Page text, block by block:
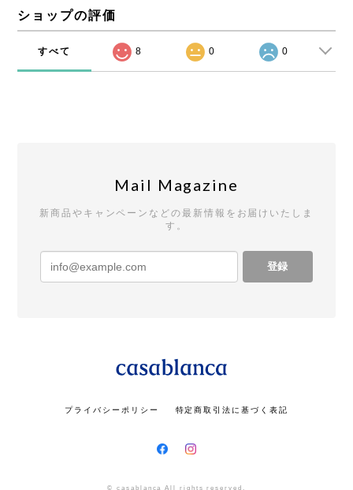
ショップの評価
すべて 8 0 0
Mail Magazine
新商品やキャンペーンなどの最新情報をお届けいたしま
す。
登録
プライバシーポリシー 特定商取引法に基づく表記
© casablanca All rights reserved.